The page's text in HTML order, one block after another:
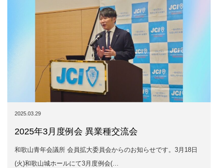
2025.03.29
2025年3月度例会 異業種交流会
和歌山青年会議所 会員拡大委員会からのお知らせです。3月18日
(火)和歌山城ホールにて3月度例会(…